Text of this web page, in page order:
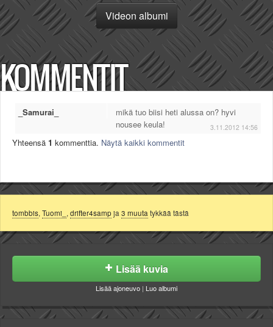
Videon albumi
KOMMENTIT
_Samurai_
mikä tuo biisi heti alussa on? hyvi
nousee keula!
3.11.2012 14:56
Yhteensä 1 kommenttia. Näytä kaikki kommentit
tombbis, Tuomi_ , drifter4samp ja 3 muuta tykkää tästä
Lisää kuvia
Lisää ajoneuvo | Luo albumi